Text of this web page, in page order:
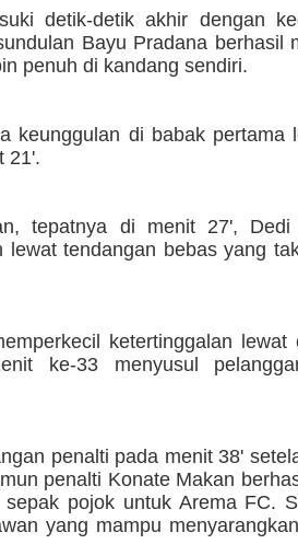
detik-detik akhir dengan
Bayu Pradana berhasil
penuh di kandang sendiri.
keunggulan di babak pertama
21'.
tepatnya di menit 27', Dedi
lewat tendangan bebas yang
ketertinggalan lewat
ke-33 menyusul
penalti pada menit 38'
penalti Konate Makan
pojok untuk Arema FC.
yang mampu